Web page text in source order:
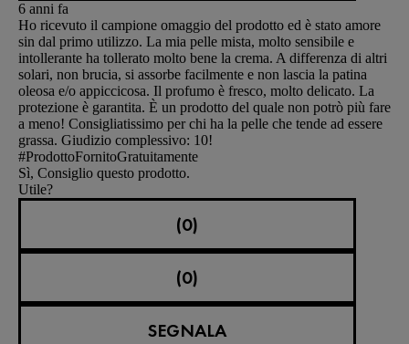
6 anni fa
Ho ricevuto il campione omaggio del prodotto ed è stato amore
sin dal primo utilizzo. La mia pelle mista, molto sensibile e
intollerante ha tollerato molto bene la crema. A differenza di altri
solari, non brucia, si assorbe facilmente e non lascia la patina
oleosa e/o appiccicosa. Il profumo è fresco, molto delicato. La
protezione è garantita. È un prodotto del quale non potrò più fare
a meno! Consigliatissimo per chi ha la pelle che tende ad essere
grassa. Giudizio complessivo: 10!
#ProdottoFornitoGratuitamente
Sì, Consiglio questo prodotto.
Utile?
(0)
(0)
SEGNALA